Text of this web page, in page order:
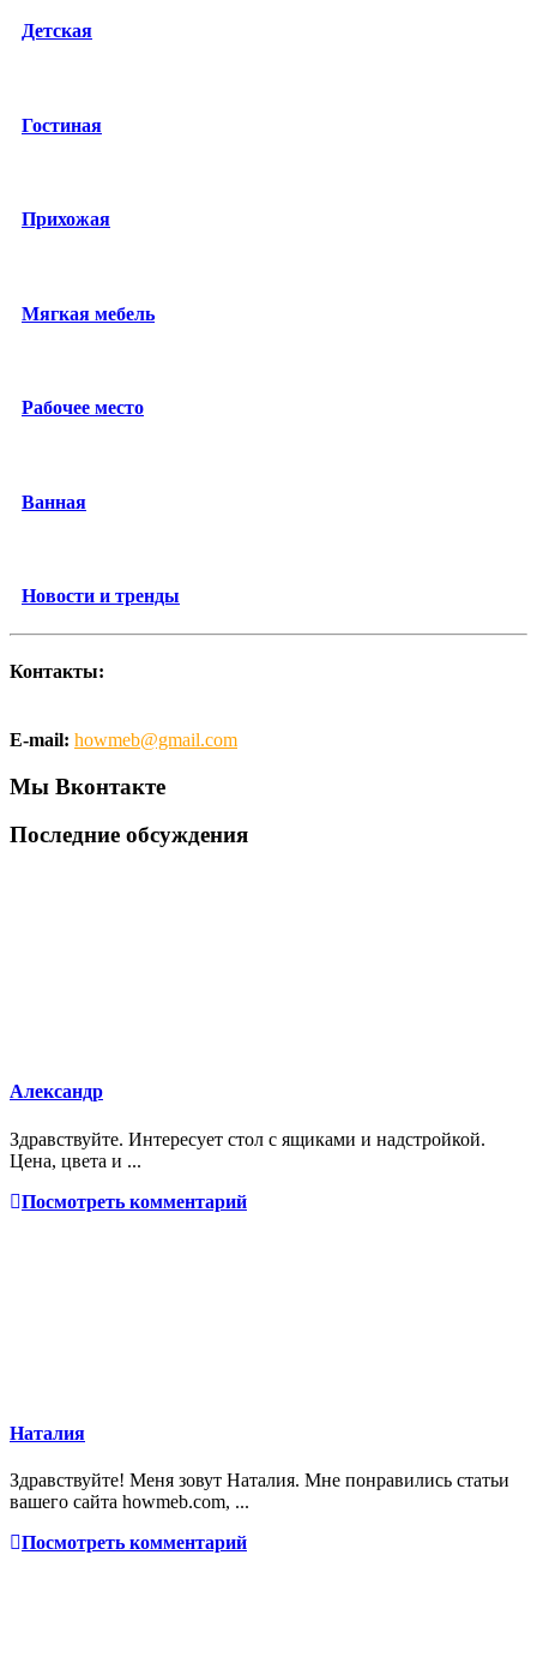
Детская
Гостиная
Прихожая
Мягкая мебель
Рабочее место
Ванная
Новости и тренды
Контакты:
E-mail: howmeb@gmail.com
Мы Вконтакте
Последние обсуждения
Александр
Здравствуйте. Интересует стол с ящиками и надстройкой.
Цена, цвета и ...
Посмотреть комментарий
Наталия
Здравствуйте! Меня зовут Наталия. Мне понравились статьи
вашего сайта howmeb.com, ...
Посмотреть комментарий